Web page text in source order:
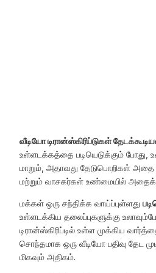
வீடியோ டிரான்ஸ்கிரிப்டுகள்
உள்ளடக்கத்தை படியெடுக்கும் போது,
மாறும், அதாவது தேடுபொறிகள்
மற்றும் வாசகர்கள் உண்மையில்
மக்கள் ஒரு சந்திக்க வாய்ப்புள்ளது
உள்ளடக்கிய தலைப்புகளுக்கு
டிரான்ஸ்கிரிப்டில் உள்ள முக்கிய
சொந்தமாக ஒரு வீடியோ பதிவு தேட
மிகவும் அதிகம்.